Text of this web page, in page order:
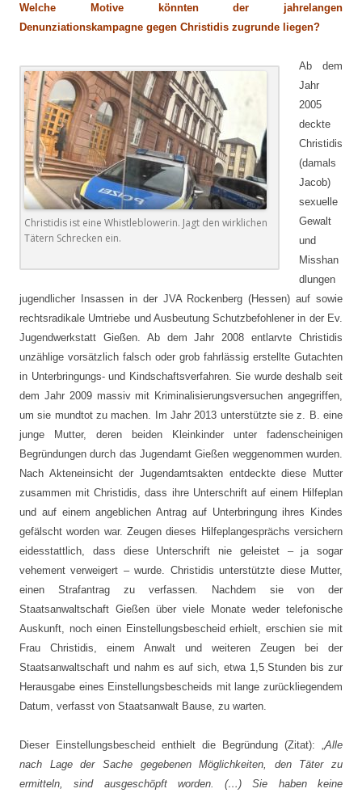
Welche Motive könnten der jahrelangen
Denunziationskampagne gegen Christidis zugrunde liegen?
Christidis ist eine Whistleblowerin. Jagt den wirklichen
Tätern Schrecken ein.
Ab dem
Jahr
2005
deckte
Christidis
(damals
Jacob)
sexuelle
Gewalt
und
Misshan
dlungen
jugendlicher Insassen in der JVA Rockenberg (Hessen) auf sowie
rechtsradikale Umtriebe und Ausbeutung Schutzbefohlener in der Ev.
Jugendwerkstatt Gießen. Ab dem Jahr 2008 entlarvte Christidis
unzählige vorsätzlich falsch oder grob fahrlässig erstellte Gutachten
in Unterbringungs- und Kindschaftsverfahren. Sie wurde deshalb seit
dem Jahr 2009 massiv mit Kriminalisierungsversuchen angegriffen,
um sie mundtot zu machen. Im Jahr 2013 unterstützte sie z. B. eine
junge Mutter, deren beiden Kleinkinder unter fadenscheinigen
Begründungen durch das Jugendamt Gießen weggenommen wurden.
Nach Akteneinsicht der Jugendamtsakten entdeckte diese Mutter
zusammen mit Christidis, dass ihre Unterschrift auf einem Hilfeplan
und auf einem angeblichen Antrag auf Unterbringung ihres Kindes
gefälscht worden war. Zeugen dieses Hilfeplangesprächs versichern
eidesstattlich, dass diese Unterschrift nie geleistet – ja sogar
vehement verweigert – wurde. Christidis unterstützte diese Mutter,
einen Strafantrag zu verfassen. Nachdem sie von der
Staatsanwaltschaft Gießen über viele Monate weder telefonische
Auskunft, noch einen Einstellungsbescheid erhielt, erschien sie mit
Frau Christidis, einem Anwalt und weiteren Zeugen bei der
Staatsanwaltschaft und nahm es auf sich, etwa 1,5 Stunden bis zur
Herausgabe eines Einstellungsbescheids mit lange zurückliegendem
Datum, verfasst von Staatsanwalt Bause, zu warten.
Dieser Einstellungsbescheid enthielt die Begründung (Zitat): „ Alle
nach Lage der Sache gegebenen Möglichkeiten, den Täter zu
ermitteln, sind ausgeschöpft worden. (…) Sie haben keine